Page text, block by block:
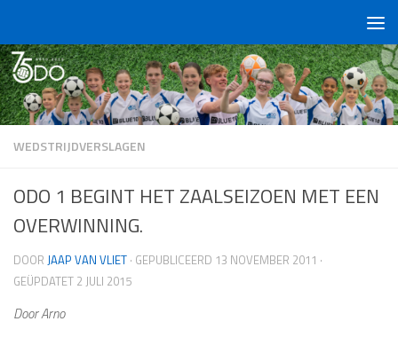
WEDSTRIJDVERSLAGEN
ODO 1 BEGINT HET ZAALSEIZOEN MET EEN
OVERWINNING.
DOOR JAAP VAN VLIET · GEPUBLICEERD 13 NOVEMBER 2011 ·
GEÜPDATET 2 JULI 2015
Door Arno